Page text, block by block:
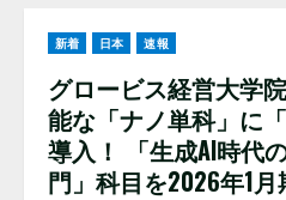
新着 日本 速報
グロービス経営大学
能な「ナノ単科」に
導入！ 「生成AI時代
門」科目を2026年1